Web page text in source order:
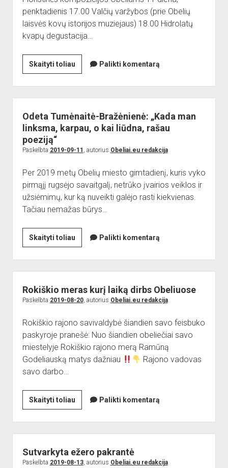
penktadienis 17.00 Valčių varžybos (prie Obelių
laisvės kovų istorijos muziejaus) 18.00 Hidrolatų
kvapų degustacija…
Skaityti toliauKviečiame
į
tradicinę
Obelių
šventę!
Palikti komentarą
Odeta Tumėnaitė-Bražėnienė: „Kada man
linksma, karpau, o kai liūdna, rašau
poeziją“
Paskelbta 2019-09-11 , autorius Obeliai.eu redakcija
Per 2019 metų Obelių miesto gimtadienį, kuris vyko
pirmąjį rugsėjo savaitgalį, netrūko įvairios veiklos ir
užsiėmimų, kur ką nuveikti galėjo rasti kiekvienas.
Tačiau nemažas būrys…
Skaityti toliauOdeta
Tumėnaitė-
Bražėnienė:
„Kada
linksma,
o
kai
liūdna,
rašau
Palikti komentarą
Rokiškio meras kurį laiką dirbs Obeliuose
Paskelbta 2019-08-20, autorius Obeliai.eu redakcija
Rokiškio rajono savivaldybė šiandien savo feisbuko
paskyroje pranešė: Nuo šiandien obeliečiai savo
miestelyje Rokiškio rajono merą Ramūną
Godeliauską matys dažniau
Rajono vadovas
savo darbo…
Skaityti toliauRokiškio
meras
kurį
laiką
dirbs
Obeliuose
Palikti komentarą
Sutvarkyta ežero pakrantė
Paskelbta 2019-08-13, autorius Obeliai.eu redakcija